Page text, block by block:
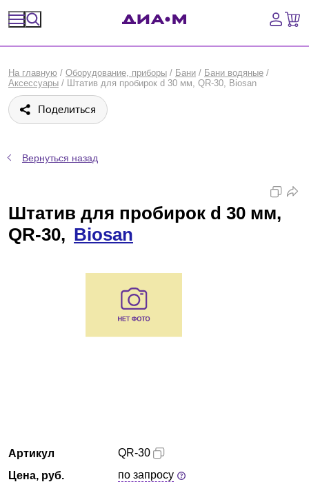
Оборудование, приборы
Расходные материалы, пластик, стекло
Химические реактивы, препараты, наборы
Библиотека
Производители
На главную / Оборудование, приборы / Бани / Бани водяные /
Аксессуары / Штатив для пробирок d 30 мм, QR-30, Biosan
Поделиться
Вернуться назад
Штатив для пробирок d 30 мм,
QR-30, Biosan
Артикул
Цена, руб.
QR-30
по запросу